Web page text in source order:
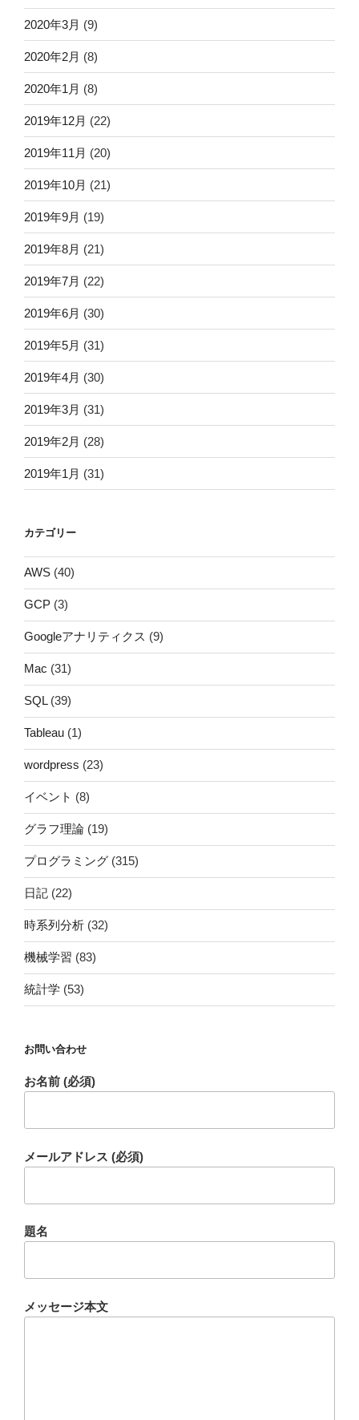
2020年3月 (9)
2020年2月 (8)
2020年1月 (8)
2019年12月 (22)
2019年11月 (20)
2019年10月 (21)
2019年9月 (19)
2019年8月 (21)
2019年7月 (22)
2019年6月 (30)
2019年5月 (31)
2019年4月 (30)
2019年3月 (31)
2019年2月 (28)
2019年1月 (31)
カテゴリー
AWS (40)
GCP (3)
Googleアナリティクス (9)
Mac (31)
SQL(39)
Tableau (1)
wordpress (23)
イベント (8)
グラフ理論 (19)
プログラミング (315)
日記 (22)
時系列分析 (32)
機械学習 (83)
統計学 (53)
お問い合わせ
お名前 (必須)
メールアドレス (必須)
題名
メッセージ本文